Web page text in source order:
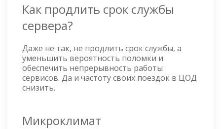
Как продлить срок службы
сервера?
Даже не так, не продлить срок службы, а
уменьшить вероятность поломки и
обеспечить непрерывность работы
сервисов. Да и частоту своих поездок в ЦОД
снизить.
Микроклимат